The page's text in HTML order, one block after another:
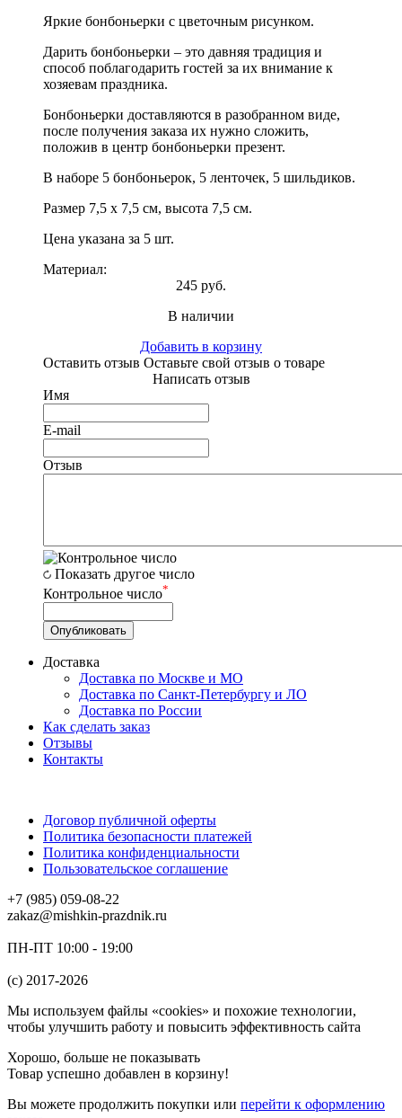
Яркие бонбоньерки с цветочным рисунком.
Дарить бонбоньерки – это давняя традиция и
способ поблагодарить гостей за их внимание к
хозяевам праздника.
Бонбоньерки доставляются в разобранном виде,
после получения заказа их нужно сложить,
положив в центр бонбоньерки презент.
В наборе 5 бонбоньерок, 5 ленточек, 5 шильдиков.
Размер 7,5 х 7,5 см, высота 7,5 см.
Цена указана за 5 шт.
Материал:
245 руб.
В наличии
Добавить в корзину
Оставить отзыв Оставьте свой отзыв о товаре
Написать отзыв
Имя
E-mail
Отзыв
Показать другое число
Контрольное число*
Доставка
Доставка по Москве и МО
Доставка по Санкт-Петербургу и ЛО
Доставка по России
Как сделать заказ
Отзывы
Контакты
Договор публичной оферты
Политика безопасности платежей
Политика конфиденциальности
Пользовательское соглашение
+7 (985) 059-08-22
zakaz@mishkin-prazdnik.ru
ПН-ПТ 10:00 - 19:00
(c) 2017-2026
Мы используем файлы «cookies» и похожие технологии,
чтобы улучшить работу и повысить эффективность сайта
Хорошо, больше не показывать
Товар успешно добавлен в корзину!
Вы можете продолжить покупки или перейти к оформлению